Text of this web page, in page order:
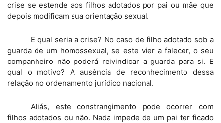
crise se estende aos filhos adotados por pai ou mãe que
depois modificam sua orientação sexual.
E qual seria a crise? No caso de filho adotado sob a
guarda de um homossexual, se este vier a falecer, o seu
companheiro não poderá reivindicar a guarda para si. E
qual o motivo? A ausência de reconhecimento dessa
relação no ordenamento jurídico nacional.
Aliás, este constrangimento pode ocorrer com
filhos adotados ou não. Nada impede de um pai ter ficado